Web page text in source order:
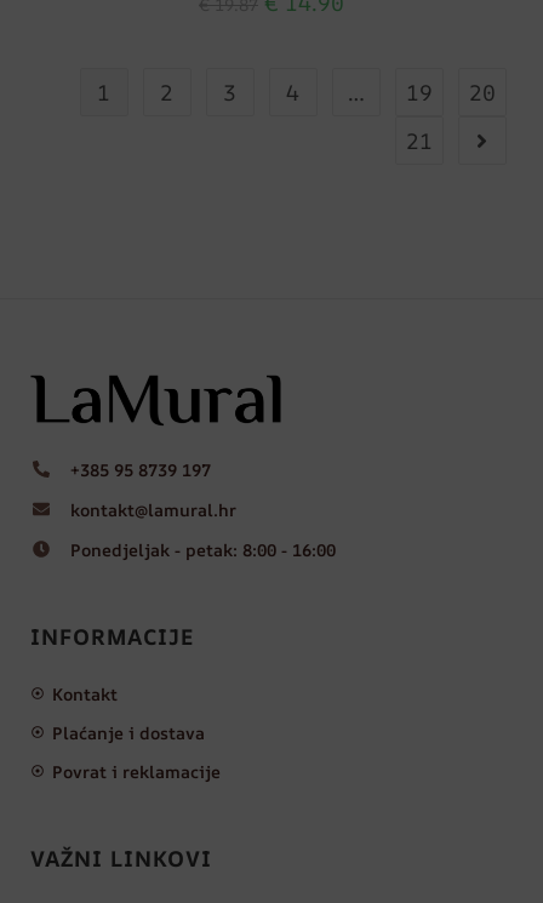
1 2 3 4 … 19
20
21
+385 95 8739 197
kontakt@lamural.hr
Ponedjeljak - petak: 8:00 - 16:00
INFORMACIJE
Kontakt
Plaćanje i dostava
Povrat i reklamacije
VAŽNI LINKOVI